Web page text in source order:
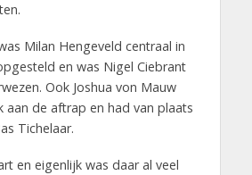
Milan Hengeveld centraal in
en was Nigel Ciebrant
Ook Joshua von Mauw
aan de aftrap en had van plaats
Tichelaar.
en eigenlijk was daar al veel